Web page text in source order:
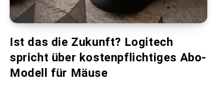
Ist das die Zukunft? Logitech
spricht über kostenpflichtiges Abo-
Modell für Mäuse